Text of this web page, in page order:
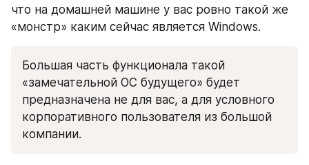
что на домашней машине у вас ровно такой же
«монстр» каким сейчас является Windows.
Большая часть функционала такой
«замечательной ОС будущего» будет
предназначена не для вас, а для условного
корпоративного пользователя из большой
компании.